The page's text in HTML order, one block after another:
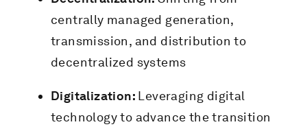
centrally managed generation,
transmission, and distribution to
decentralized systems
Digitalization: Leveraging digital
technology to advance the transition